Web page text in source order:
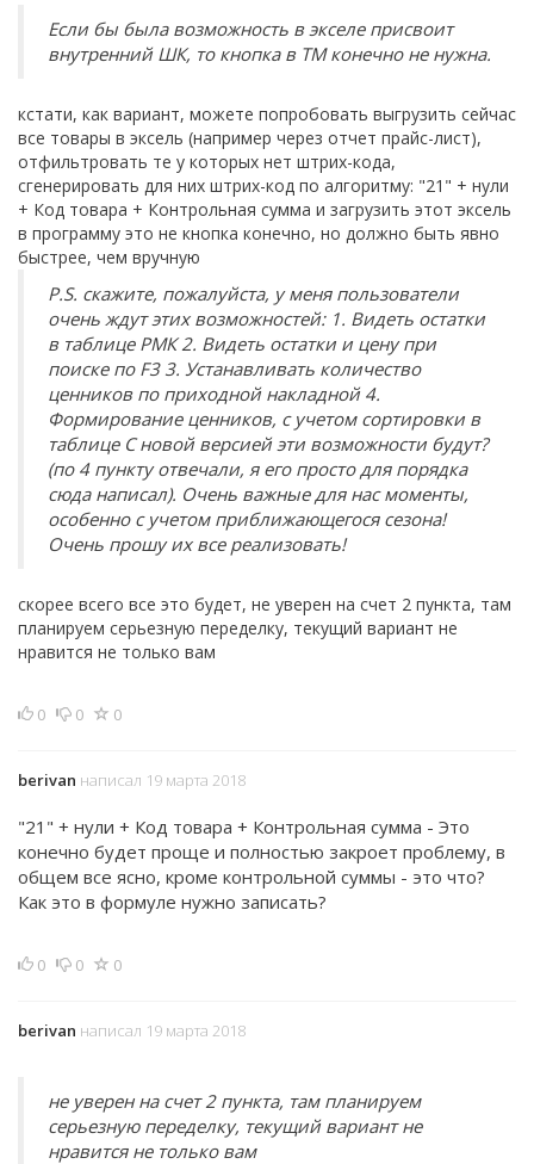
Если бы была возможность в экселе присвоит
внутренний ШК, то кнопка в ТМ конечно не нужна.
кстати, как вариант, можете попробовать выгрузить сейчас
все товары в эксель (например через отчет прайс-лист),
отфильтровать те у которых нет штрих-кода,
сгенерировать для них штрих-код по алгоритму: "21" + нули
+ Код товара + Контрольная сумма и загрузить этот эксель
в программу это не кнопка конечно, но должно быть явно
быстрее, чем вручную
P.S. скажите, пожалуйста, у меня пользователи
очень ждут этих возможностей: 1. Видеть остатки
в таблице РМК 2. Видеть остатки и цену при
поиске по F3 3. Устанавливать количество
ценников по приходной накладной 4.
Формирование ценников, с учетом сортировки в
таблице С новой версией эти возможности будут?
(по 4 пункту отвечали, я его просто для порядка
сюда написал). Очень важные для нас моменты,
особенно с учетом приближающегося сезона!
Очень прошу их все реализовать!
скорее всего все это будет, не уверен на счет 2 пункта, там
планируем серьезную переделку, текущий вариант не
нравится не только вам
0 0 0
berivan написал 19 марта 2018
"21" + нули + Код товара + Контрольная сумма - Это
конечно будет проще и полностью закроет проблему, в
общем все ясно, кроме контрольной суммы - это что?
Как это в формуле нужно записать?
0 0 0
berivan написал 19 марта 2018
не уверен на счет 2 пункта, там планируем
серьезную переделку, текущий вариант не
нравится не только вам